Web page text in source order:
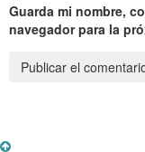
Guarda mi nombre,
navegador para la